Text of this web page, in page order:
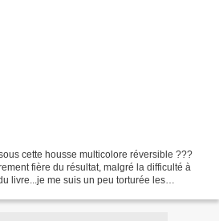
cette housse multicolore réversible ???
fière du résultat, malgré la difficulté à
livre...je me suis un peu torturée les